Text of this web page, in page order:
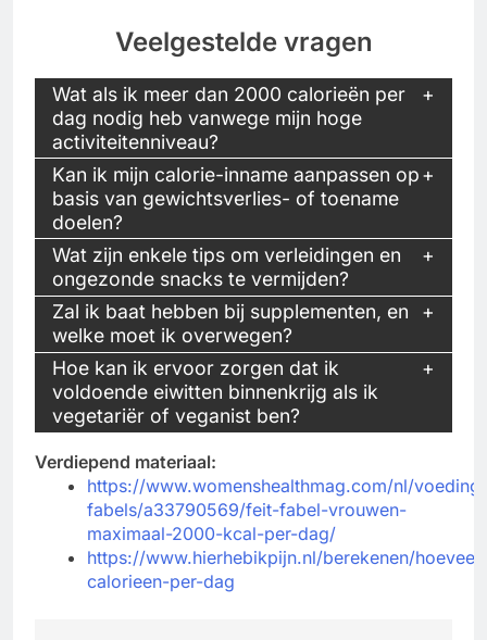
Veelgestelde vragen
Wat als ik meer dan 2000 calorieën per
dag nodig heb vanwege mijn hoge
activiteitenniveau?
Kan ik mijn calorie-inname aanpassen op
basis van gewichtsverlies- of toename
doelen?
Wat zijn enkele tips om verleidingen en
ongezonde snacks te vermijden?
Zal ik baat hebben bij supplementen, en
welke moet ik overwegen?
Hoe kan ik ervoor zorgen dat ik
voldoende eiwitten binnenkrijg als ik
vegetariër of veganist ben?
Verdiepend materiaal:
https://www.womenshealthmag.com/nl/
fabels/a33790569/feit-fabel-vrouwen-
maximaal-2000-kcal-per-dag/
https://www.hierhebikpijn.nl/berekenen/hoeveel-
calorieen-per-dag